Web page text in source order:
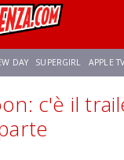
DAY SUPERGIRL APPLE
ZENDAYA STAR TREK
c'è il